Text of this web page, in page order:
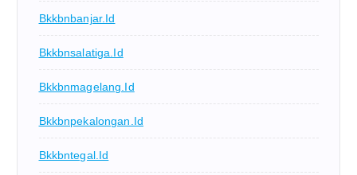
Bkkbnbanjar.id
Bkkbnsalatiga.id
Bkkbnmagelang.id
Bkkbnpekalongan.id
Bkkbntegal.id